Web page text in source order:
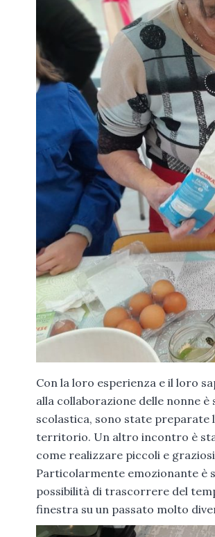
Con la loro esperienza e il loro
alla collaborazione delle nonne
scolastica, sono state preparate
territorio. Un altro incontro è
come realizzare piccoli e
Particolarmente emozionante è
possibilità di trascorrere del
finestra su un passato molto